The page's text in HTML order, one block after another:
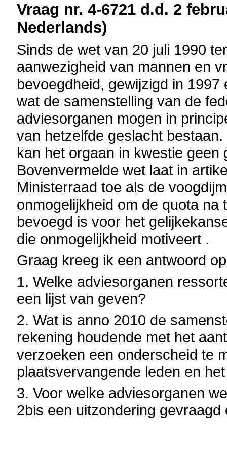
Vraag nr. 4-6721 d.d. 2
Nederlands)
Sinds de wet van 20 juli 1990
aanwezigheid van mannen en
bevoegdheid, gewijzigd in
wat de samenstelling van de
adviesorganen mogen in
van hetzelfde geslacht
kan het orgaan in kwestie
Bovenvermelde wet laat in
Ministerraad toe als de
onmogelijkheid om de quota
bevoegd is voor het
die onmogelijkheid motiveert .
Graag kreeg ik een antwoord
1. Welke adviesorganen
een lijst van geven?
2. Wat is anno 2010 de
rekening houdende met het
verzoeken een onderscheid te
plaatsvervangende leden en
3. Voor welke adviesorganen
2bis een uitzondering gevraagd